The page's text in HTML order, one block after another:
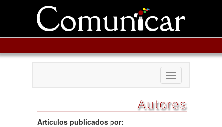
Toggle
navigation
Autores
Artículos publicados por: